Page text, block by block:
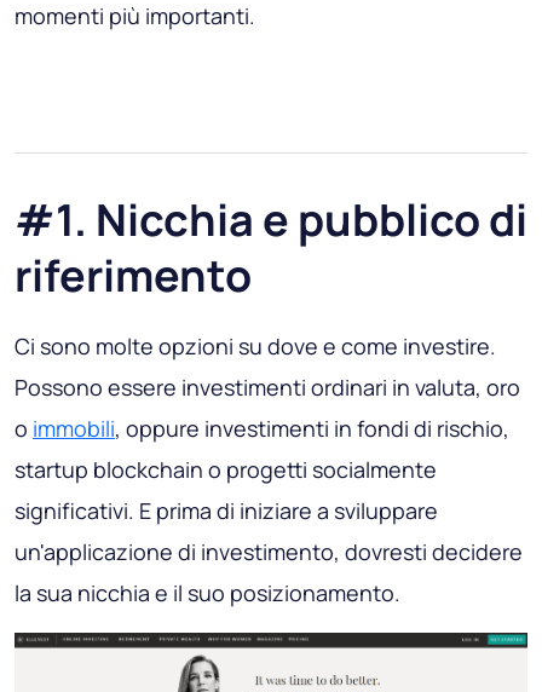
momenti più importanti.
#1. Nicchia e pubblico di
riferimento
Ci sono molte opzioni su dove e come investire.
Possono essere investimenti ordinari in valuta, oro
o immobili, oppure investimenti in fondi di rischio,
startup blockchain o progetti socialmente
significativi. E prima di iniziare a sviluppare
un'applicazione di investimento, dovresti decidere
la sua nicchia e il suo posizionamento.